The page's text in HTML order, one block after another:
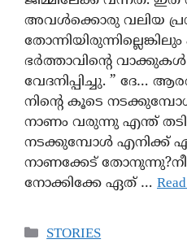
അവൾക്കൊരു വലിയ
ഭർത്താവിന്റെ
വേദനിപ്പിച്ചു. ” ദേ…
നിന്റെ കൂടെ
നാണം വരുന്നു എന്ത്‌
നടക്കുമ്പോൾ എനിക്ക്
നാണക്കേട്
നോക്കിക്കേ ഏത് …
STORIES